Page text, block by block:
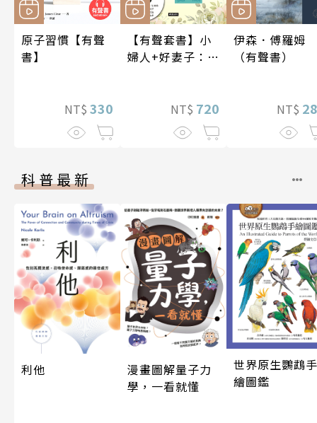
原子習慣【有聲
書】
NT$ 330
【有聲套書】小
婦人+好妻子：路
NT$ 720
伊森．傅羅姆
（有聲書）
NT$
科普最新
利他
漫畫圖解量子力
學，一看就懂
世界原生鸚鵡手
繪圖鑑